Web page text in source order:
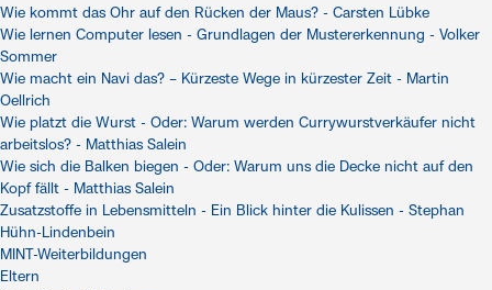
Wie kommt das Ohr auf den Rücken der Maus? - Carsten Lübke
Wie lernen Computer lesen - Grundlagen der Mustererkennung - Volker
Sommer
Wie macht ein Navi das? – Kürzeste Wege in kürzester Zeit - Martin
Oellrich
Wie platzt die Wurst - Oder: Warum werden Currywurstverkäufer nicht
arbeitslos? - Matthias Salein
Wie sich die Balken biegen - Oder: Warum uns die Decke nicht auf den
Kopf fällt - Matthias Salein
Zusatzstoffe in Lebensmitteln - Ein Blick hinter die Kulissen - Stephan
Hühn-Lindenbein
MINT-Weiterbildungen
Eltern